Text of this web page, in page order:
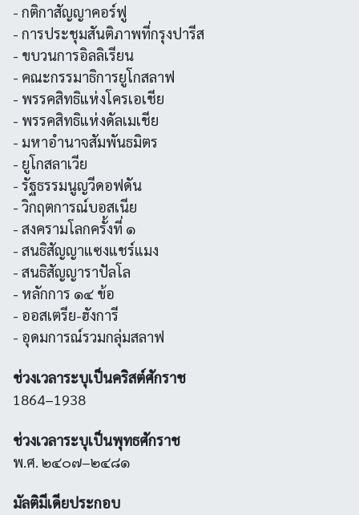
- กติกาสัญญาคอร์ฟู
- การประชุมสันติภาพที่กรุงปารีส
- ขบวนการอิลลิเรียน
- คณะกรรมาธิการยูโกสลาฟ
- พรรคสิทธิแห่งโครเอเชีย
- พรรคสิทธิแห่งดัลเมเชีย
- มหาอำนาจสัมพันธมิตร
- ยูโกสลาเวีย
- รัฐธรรมนูญวีดอฟดัน
- วิกฤตการณ์บอสเนีย
- สงครามโลกครั้งที่ ๑
- สนธิสัญญาแซงแชร์แมง
- สนธิสัญญาราปัลโล
- หลักการ ๑๔ ข้อ
- ออสเตรีย-ฮังการี
- อุดมการณ์รวมกลุ่มสลาฟ
ช่วงเวลาระบุเป็นคริสต์ศักราช
1864–1938
ช่วงเวลาระบุเป็นพุทธศักราช
พ.ศ. ๒๔๐๗–๒๔๘๑
มัลติมีเดียประกอบ